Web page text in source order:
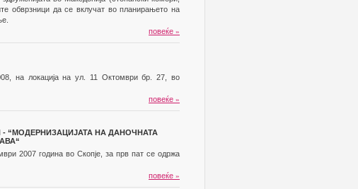
обврзници да се вклучат во планирањето на
повеќе »
на локација на ул. 11 Октомври бр. 27, во
повеќе »
“МОДЕРНИЗАЦИЈАТА НА ДАНОЧНАТА
2007 година во Скопје, за прв пат се одржа
повеќе »